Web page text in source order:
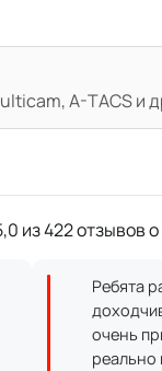
A-TACS и
из 422 отзывов
Ребята
очень
реально